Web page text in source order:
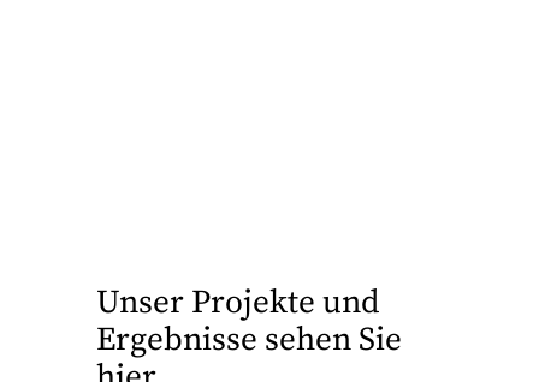
Unser Projekte und
Ergebnisse sehen Sie